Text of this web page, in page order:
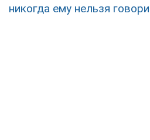
никогда ему нельзя